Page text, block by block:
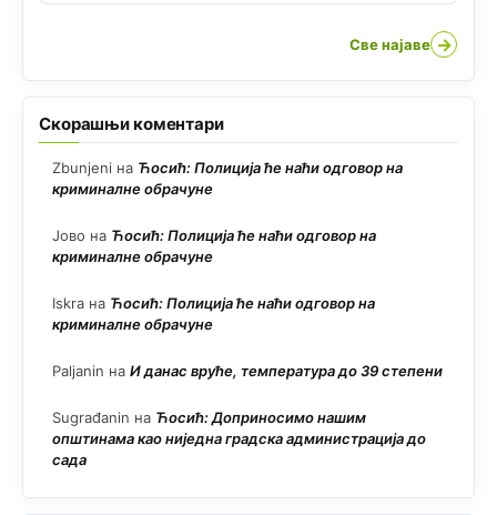
Све најаве →
Скорашњи коментари
Zbunjeni на Ћосић: Полиција ће наћи одговор на
криминалне обрачуне
Јово на Ћосић: Полиција ће наћи одговор на
криминалне обрачуне
Iskra на Ћосић: Полиција ће наћи одговор на
криминалне обрачуне
Paljanin на И данас вруће, температура до 39 степени
Sugrađanin на Ћосић: Доприносимо нашим
општинама као ниједна градска администрација до
сада